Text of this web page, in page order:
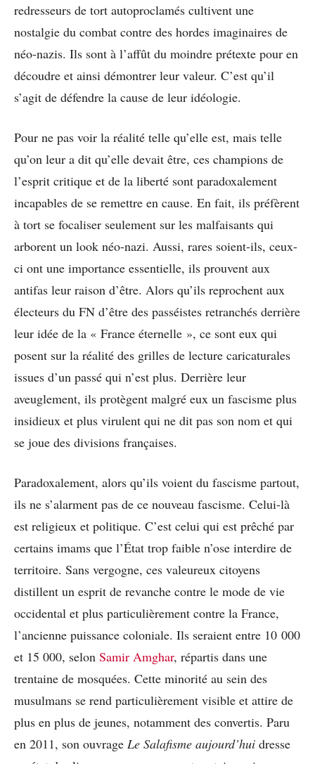
redresseurs de tort autoproclamés cultivent une
nostalgie du combat contre des hordes imaginaires de
néo-nazis. Ils sont à l’affût du moindre prétexte pour en
découdre et ainsi démontrer leur valeur. C’est qu’il
s’agit de défendre la cause de leur idéologie.
Pour ne pas voir la réalité telle qu’elle est, mais telle
qu’on leur a dit qu’elle devait être, ces champions de
l’esprit critique et de la liberté sont paradoxalement
incapables de se remettre en cause. En fait, ils préfèrent
à tort se focaliser seulement sur les malfaisants qui
arborent un look néo-nazi. Aussi, rares soient-ils, ceux-
ci ont une importance essentielle, ils prouvent aux
antifas leur raison d’être. Alors qu’ils reprochent aux
électeurs du FN d’être des passéistes retranchés derrière
leur idée de la « France éternelle », ce sont eux qui
posent sur la réalité des grilles de lecture caricaturales
issues d’un passé qui n’est plus. Derrière leur
aveuglement, ils protègent malgré eux un fascisme plus
insidieux et plus virulent qui ne dit pas son nom et qui
se joue des divisions françaises.
Paradoxalement, alors qu’ils voient du fascisme partout,
ils ne s’alarment pas de ce nouveau fascisme. Celui-là
est religieux et politique. C’est celui qui est prêché par
certains imams que l’État trop faible n’ose interdire de
territoire. Sans vergogne, ces valeureux citoyens
distillent un esprit de revanche contre le mode de vie
occidental et plus particulièrement contre la France,
l’ancienne puissance coloniale. Ils seraient entre 10 000
et 15 000, selon Samir Amghar, répartis dans une
trentaine de mosquées. Cette minorité au sein des
musulmans se rend particulièrement visible et attire de
plus en plus de jeunes, notamment des convertis. Paru
en 2011, son ouvrage Le Salafisme aujourd’hui dresse